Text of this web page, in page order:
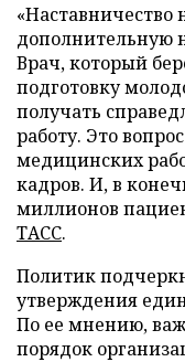
«Наставничество
дополнительную
Врач, который
подготовку
получать
работу. Это
медицинских
кадров. И, в
миллионов
ТАСС.
Политик
утверждения
По ее мнению,
порядок